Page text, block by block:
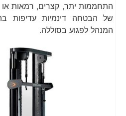
התחממות יתר, קצרים, רמאות
של הבטחה דינמיות עדיפות
המנהל לפגוע בסוללה.